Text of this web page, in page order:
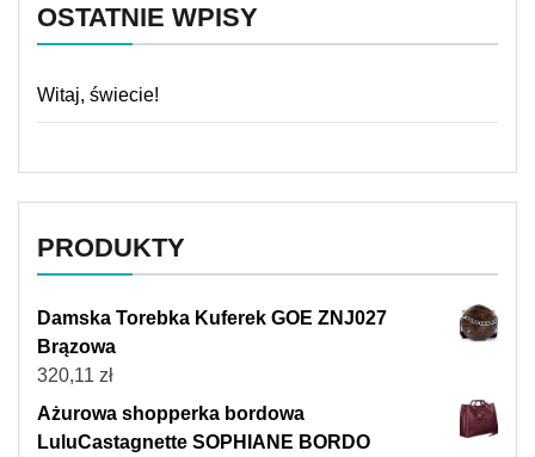
OSTATNIE WPISY
Witaj, świecie!
PRODUKTY
Damska Torebka Kuferek GOE ZNJ027
Brązowa
320,11 zł
Ażurowa shopperka bordowa
LuluCastagnette SOPHIANE BORDO